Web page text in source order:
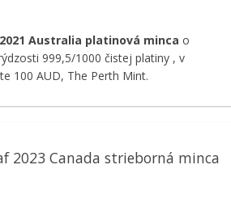
Australia platinová minca o
999,5/1000 čistej platiny , v
100 AUD, The Perth Mint.
2023 Canada strieborná minca